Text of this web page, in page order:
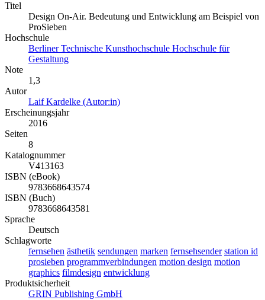
Titel
Design On-Air. Bedeutung und Entwicklung am Beispiel von
ProSieben
Hochschule
Berliner Technische Kunsthochschule Hochschule für
Gestaltung
Note
1,3
Autor
Laif Kardelke (Autor:in)
Erscheinungsjahr
2016
Seiten
8
Katalognummer
V413163
ISBN (eBook)
9783668643574
ISBN (Buch)
9783668643581
Sprache
Deutsch
Schlagworte
fernsehen ästhetik sendungen marken fernsehsender station id
prosieben programmverbindungen motion design motion
graphics filmdesign entwicklung
Produktsicherheit
GRIN Publishing GmbH